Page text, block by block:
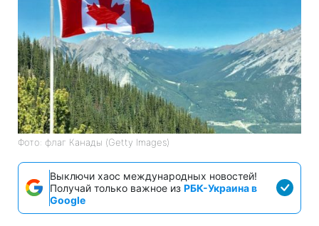
Фото: флаг Канады (Getty Images)
Выключи хаос международных новостей!
Получай только важное из РБК-Украина в
Google